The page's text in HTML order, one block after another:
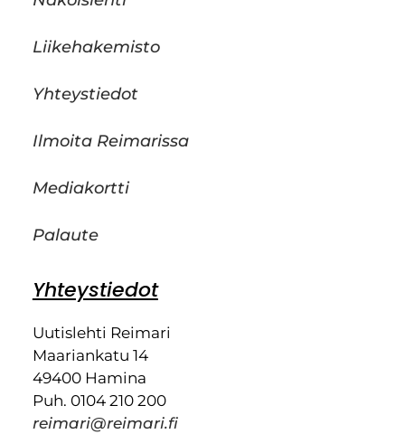
Liikehakemisto
Yhteystiedot
Ilmoita Reimarissa
Mediakortti
Palaute
Yhteystiedot
Uutislehti Reimari
Maariankatu 14
49400 Hamina
Puh. 0104 210 200
reimari@reimari.fi